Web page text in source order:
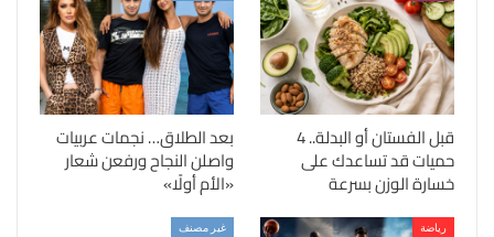
قبل الفستان أو البدلة.. 4
حميات قد تساعدك على
خسارة الوزن بسرعة
بعد الطلاق… نجمات عربيات
واصلن النجاح ورفعن شعار
«الأم أولًا»
رياضة غير مصنف